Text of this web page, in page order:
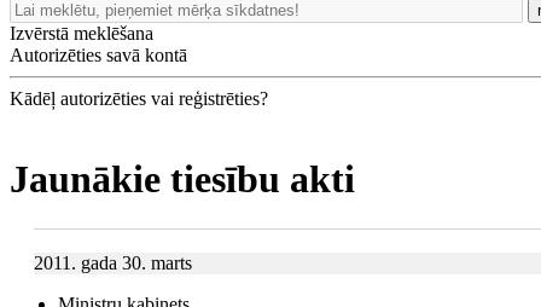
Izvērstā meklēšana
Autorizēties savā kontā
Kādēļ autorizēties vai reģistrēties?
Jaunākie tiesību akti
2011. gada 30. marts